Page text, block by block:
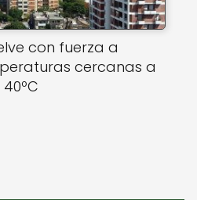
con fuerza a
cercanas a
40ºC